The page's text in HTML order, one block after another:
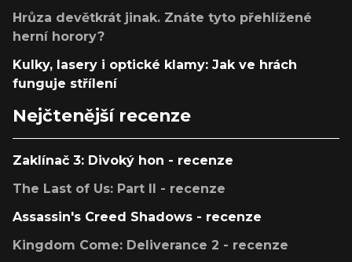
Hrůza devětkrát jinak. Znáte tyto přehlížené
herní horory?
Kulky, lasery i optické klamy: Jak ve hrách
funguje střílení
Nejčtenější recenze
Zaklínač 3: Divoký hon - recenze
The Last of Us: Part II - recenze
Assassin's Creed Shadows - recenze
Kingdom Come: Deliverance 2 - recenze